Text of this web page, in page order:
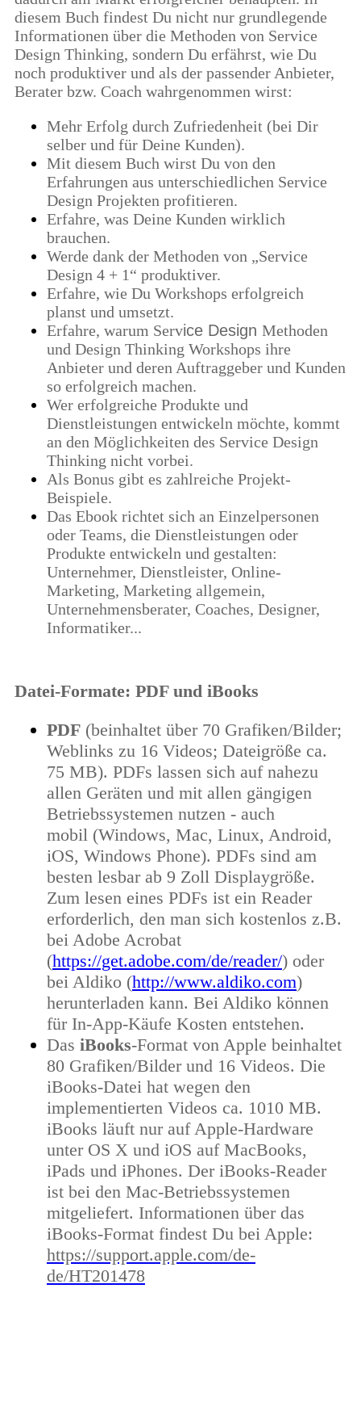
diesem Buch findest Du nicht nur grundlegende
Informationen über die Methoden von Service
Design Thinking, sondern Du erfährst, wie Du
noch produktiver und als der passender Anbieter,
Berater bzw. Coach wahrgenommen wirst:
Mehr Erfolg durch Zufriedenheit (bei Dir
selber und für Deine Kunden).
Mit diesem Buch wirst Du von den
Erfahrungen aus unterschiedlichen Service
Design Projekten profitieren.
Erfahre, was Deine Kunden wirklich
brauchen.
Werde dank der Methoden von „Service
Design 4 + 1“ produktiver.
Erfahre, wie Du Workshops erfolgreich
planst und umsetzt.
Erfahre, warum Service Design Methoden
und Design Thinking Workshops ihre
Anbieter und deren Auftraggeber und Kunden
so erfolgreich machen.
Wer erfolgreiche Produkte und
Dienstleistungen entwickeln möchte, kommt
an den Möglichkeiten des Service Design
Thinking nicht vorbei.
Als Bonus gibt es zahlreiche Projekt-
Beispiele.
Das Ebook richtet sich an Einzelpersonen
oder Teams, die Dienstleistungen oder
Produkte entwickeln und gestalten:
Unternehmer, Dienstleister, Online-
Marketing, Marketing allgemein,
Unternehmensberater, Coaches, Designer,
Informatiker...
Datei-Formate: PDF und iBooks
PDF (beinhaltet über 70 Grafiken/Bilder;
Weblinks zu 16 Videos; Dateigröße ca.
75 MB). PDFs lassen sich auf nahezu
allen Geräten und mit allen gängigen
Betriebssystemen nutzen - auch
mobil (Windows, Mac, Linux, Android,
iOS, Windows Phone). PDFs sind am
besten lesbar ab 9 Zoll Displaygröße.
Zum lesen eines PDFs ist ein Reader
erforderlich, den man sich kostenlos z.B.
bei Adobe Acrobat
(https://get.adobe.com/de/reader/) oder
bei Aldiko (http://www.aldiko.com)
herunterladen kann. Bei Aldiko können
für In-App-Käufe Kosten entstehen.
Das iBooks-Format von Apple beinhaltet
80 Grafiken/Bilder und 16 Videos. Die
iBooks-Datei hat wegen den
implementierten Videos ca. 1010 MB.
iBooks läuft nur auf Apple-Hardware
unter OS X und iOS auf MacBooks,
iPads und iPhones. Der iBooks-Reader
ist bei den Mac-Betriebssystemen
mitgeliefert. Informationen über das
iBooks-Format findest Du bei Apple:
https://support.apple.com/de-
de/HT201478